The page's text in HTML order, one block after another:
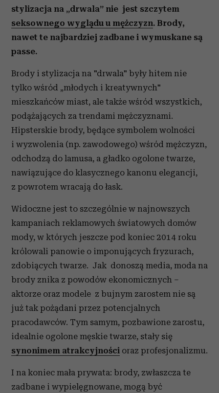
stylizacja na „drwala” nie jest szczytem
seksownego wyglądu u mężczyzn. Brody,
nawet te najbardziej zadbane i wymuskane są
passe.
Brody i stylizacja na "drwala" były hitem nie
tylko wśród „młodych i kreatywnych"
mieszkańców miast, ale także wśród wszystkich,
podążających za trendami mężczyznami.
Hipsterskie brody, będące symbolem wolności
i wyzwolenia (np. zawodowego) wśród mężczyzn,
odchodzą do lamusa, a gładko ogolone twarze,
nawiązujące do klasycznego kanonu elegancji,
z powrotem wracają do łask.
Widoczne jest to szczególnie w najnowszych
kampaniach reklamowych światowych domów
mody, w których jeszcze pod koniec 2014 roku
królowali panowie o imponujących fryzurach,
zdobiących twarze. Jak donoszą media, moda na
brody znika z powodów ekonomicznych –
aktorze oraz modele z bujnym zarostem nie są
już tak pożądani przez potencjalnych
pracodawców. Tym samym, pozbawione zarostu,
idealnie ogolone męskie twarze, stały się
synonimem atrakcyjności oraz profesjonalizmu.
I na koniec mała prywata: brody, zwłaszcza te
zadbane i wypielęgnowane, mogą być